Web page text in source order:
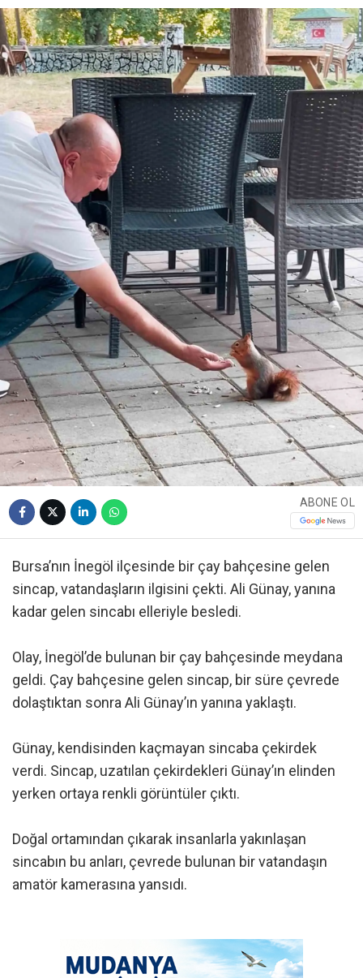
ABONE OL
Bursa’nın İnegöl ilçesinde bir çay bahçesine gelen
sincap, vatandaşların ilgisini çekti. Ali Günay, yanına
kadar gelen sincabı elleriyle besledi.
Olay, İnegöl’de bulunan bir çay bahçesinde meydana
geldi. Çay bahçesine gelen sincap, bir süre çevrede
dolaştıktan sonra Ali Günay’ın yanına yaklaştı.
Günay, kendisinden kaçmayan sincaba çekirdek
verdi. Sincap, uzatılan çekirdekleri Günay’ın elinden
yerken ortaya renkli görüntüler çıktı.
Doğal ortamından çıkarak insanlarla yakınlaşan
sincabın bu anları, çevrede bulunan bir vatandaşın
amatör kamerasına yansıdı.